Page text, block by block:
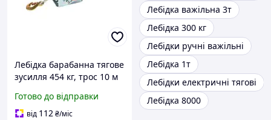
Лебідка барабанна тягове
зусилля 454 кг, трос 10 м
8145)
Готово до відправки
від 112₴/міс
Лебідка важільна 3т
Лебідка 300 кг
Лебідки ручні важільні
Лебідка 1т
Лебідки електричні тягові
Лебідка 8000